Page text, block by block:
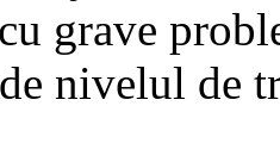
grave
nivelul de